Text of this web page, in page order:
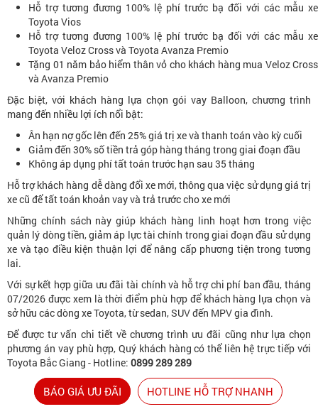
Hỗ trợ tương đương 100% lệ phí trước bạ đối với các mẫu xe
Toyota Vios
Hỗ trợ tương đương 100% lệ phí trước bạ đối với các mẫu xe
Toyota Veloz Cross và Toyota Avanza Premio
Tặng 01 năm bảo hiểm thân vỏ cho khách hàng mua Veloz Cross
và Avanza Premio
Đặc biệt, với khách hàng lựa chọn gói vay Balloon, chương trình
mang đến nhiều lợi ích nổi bật:
Ân hạn nợ gốc lên đến 25% giá trị xe và thanh toán vào kỳ cuối
Giảm đến 30% số tiền trả góp hàng tháng trong giai đoạn đầu
Không áp dụng phí tất toán trước hạn sau 35 tháng
Hỗ trợ khách hàng dễ dàng đổi xe mới, thông qua việc sử dụng giá trị
xe cũ để tất toán khoản vay và trả trước cho xe mới
Những chính sách này giúp khách hàng linh hoạt hơn trong việc
quản lý dòng tiền, giảm áp lực tài chính trong giai đoạn đầu sử dụng
xe và tạo điều kiện thuận lợi để nâng cấp phương tiện trong tương
lai.
Với sự kết hợp giữa ưu đãi tài chính và hỗ trợ chi phí ban đầu, tháng
07/2026 được xem là thời điểm phù hợp để khách hàng lựa chọn và
sở hữu các dòng xe Toyota, từ sedan, SUV đến MPV gia đình.
Để được tư vấn chi tiết về chương trình ưu đãi cũng như lựa chọn
phương án vay phù hợp, Quý khách hàng có thể liên hệ trực tiếp với
Toyota Bắc Giang - Hotline: 0899 289 289
BÁO GIÁ ƯU ĐÃI HOTLINE HỖ TRỢ NHANH